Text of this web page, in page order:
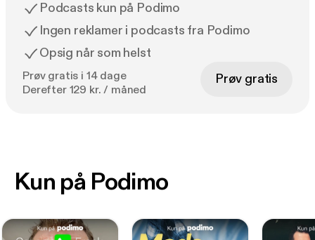
Podcasts kun på Podimo
Ingen reklamer i podcasts fra Podimo
Opsig når som helst
Prøv gratis i 14 dage
Derefter 129 kr. / måned
Prøv gratis
Kun på Podimo